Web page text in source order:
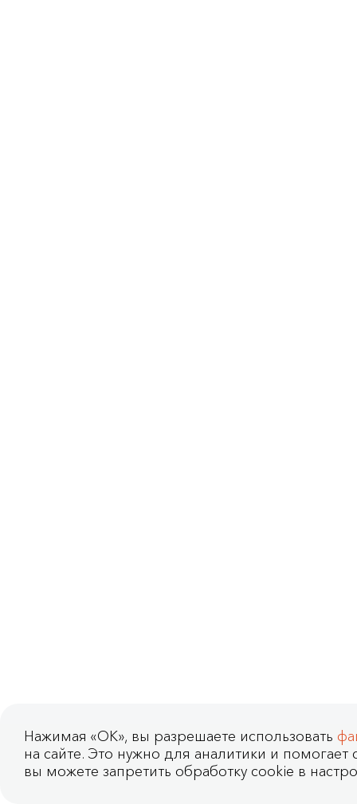
Нажимая «OK», вы разрешаете использовать
на сайте. Это нужно для аналитики и помогает
вы можете запретить обработку cookie в